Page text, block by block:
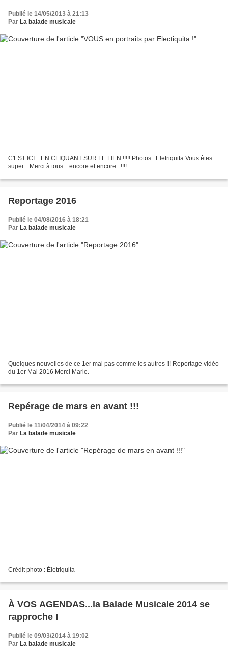
Publié le 14/05/2013 à 21:13
Par La balade musicale
C'EST ICI... EN CLIQUANT SUR LE LIEN !!!!! Photos : Eletriquita Vous êtes
super... Merci à tous... encore et encore...!!!!
Reportage 2016
Publié le 04/08/2016 à 18:21
Par La balade musicale
Quelques nouvelles de ce 1er mai pas comme les autres !!! Reportage vidéo
du 1er Mai 2016 Merci Marie.
Repérage de mars en avant !!!
Publié le 11/04/2014 à 09:22
Par La balade musicale
Crédit photo : Életriquita
À VOS AGENDAS...la Balade Musicale 2014 se
rapproche !
Publié le 09/03/2014 à 19:02
Par La balade musicale